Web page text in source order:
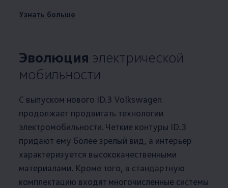
Узнать больше
Эволюция электрической
мобильности
С выпуском нового ID.3 Volkswagen
продолжает продвигать технологии
электромобильности. Четкие контуры ID.3
придают ему более зрелый вид, а интерьер
характеризуется высококачественными
материалами. Кроме того, в стандартную
комплектацию входят многочисленные системы